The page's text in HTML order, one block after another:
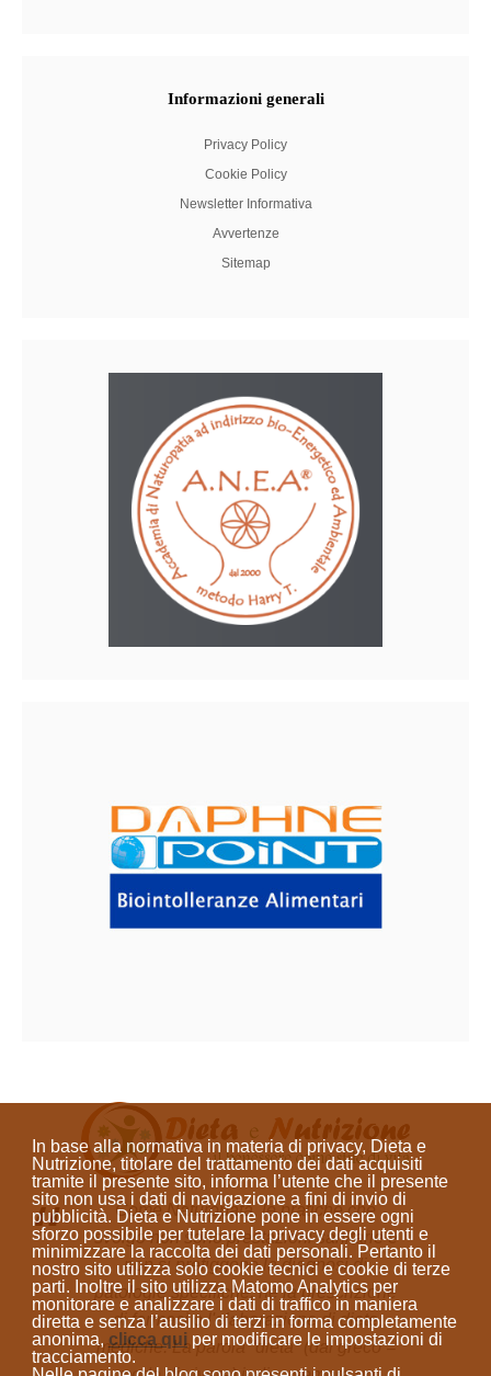
In base alla normativa in materia di privacy, Dieta e
Nutrizione, titolare del trattamento dei dati acquisiti
tramite il presente sito, informa l’utente che il presente
sito non usa i dati di navigazione a fini di invio di
pubblicità. Dieta e Nutrizione pone in essere ogni
sforzo possibile per tutelare la privacy degli utenti e
minimizzare la raccolta dei dati personali. Pertanto il
nostro sito utilizza solo cookie tecnici e cookie di terze
parti. Inoltre il sito utilizza Matomo Analytics per
monitorare e analizzare i dati di traffico in maniera
diretta e senza l’ausilio di terzi in forma completamente
anonima, clicca quiper modificare le impostazioni di
tracciamento.
Informazioni generali
Privacy Policy
Cookie Policy
Newsletter Informativa
Avvertenze
Sitemap
Come Naturopata, le pratiche che
svolgo non sono prestazioni sanitarie e
non si prefiggono la diagnosi di
patologie specifiche, né la prescrizione
di farmaci o l'elaborazione di diete
mediche. La parola “dieta” (dal greco =